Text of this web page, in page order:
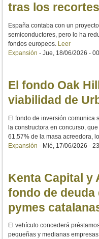
tras los recortes
España contaba con un
semiconductores, pero lo ha
fondos europeos. Leer
Expansión - Jue, 18/06/2026 -
El fondo Oak
viabilidad de
El fondo de inversión comunica
la constructora en concurso,
61,57% de la masa acreedora,
Expansión - Mié, 17/06/2026 -
Kenta Capital y
fondo de deuda
pymes
El vehículo concederá
pequeñas y medianas